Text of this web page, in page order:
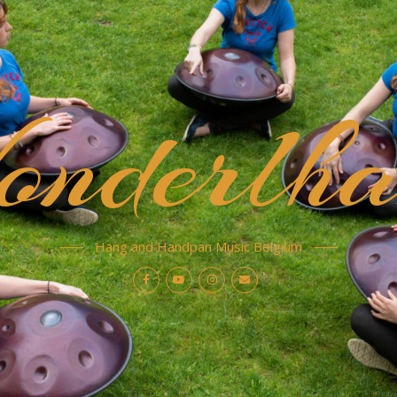
Hang and Handpan Music Belgium